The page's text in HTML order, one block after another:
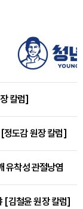
칼럼]
정도감 원장 칼럼]
유착성 관절낭염
[김철윤 원장 칼럼]